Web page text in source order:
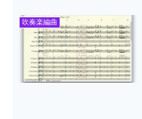
吹奏楽編曲